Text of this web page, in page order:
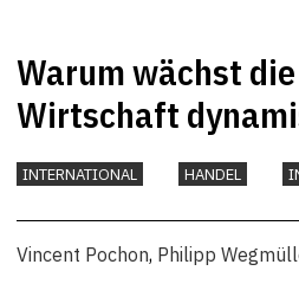
Warum wächst
Wirtschaft
österreichische?
INTERNATIONAL HANDEL
Vincent Pochon, Philipp